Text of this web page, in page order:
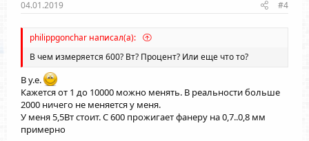
04.01.2019 #4
philippgonchar написал(а):
В чем измеряется 600? Вт? Процент? Или еще что то?
В у.е.
Кажется от 1 до 10000 можно менять. В реальности больше
2000 ничего не меняется у меня.
У меня 5,5Вт стоит. С 600 прожигает фанеру на 0,7..0,8 мм
примерно